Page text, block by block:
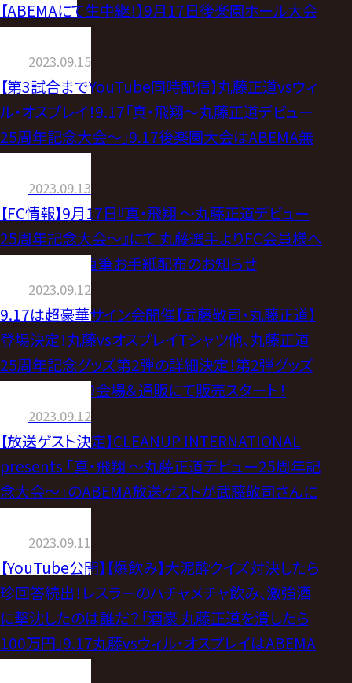
【ABEMAにて生中継！】9月17日後楽園ホール大会
2023.09.15
【第3試合までYouTube同時配信】丸藤正道vsウィ
ル・オスプレイ！9.17「真・飛翔〜丸藤正道デビュー
25周年記念大会〜」9.17後楽園大会はABEMA無
2023.09.13
【FC情報】9月17日『真・飛翔 〜丸藤正道デビュー
25周年記念大会〜』にて 丸藤選手よりFC会員様へ
の書き下ろし直筆お手紙配布のお知らせ
2023.09.12
9.17は超豪華サイン会開催【武藤敬司・丸藤正道】
登場決定！丸藤vsオスプレイTシャツ他、丸藤正道
25周年記念グッズ第2弾の詳細決定！第2弾グッズ
は9.17(日)より会場＆通販にて販売スタート！
2023.09.12
【放送ゲスト決定】CLEANUP INTERNATIONAL
presents ｢真・飛翔 〜丸藤正道デビュー25周年記
念大会〜｣のABEMA放送ゲストが武藤敬司さんに
2023.09.11
【YouTube公開】【爆飲み】大泥酔クイズ対決したら
珍回答続出！レスラーのハチャメチャ飲み、激強酒
に撃沈したのは誰だ？「酒豪 丸藤正道を潰したら
100万円」9.17丸藤vsウィル・オスプレイはABEMA